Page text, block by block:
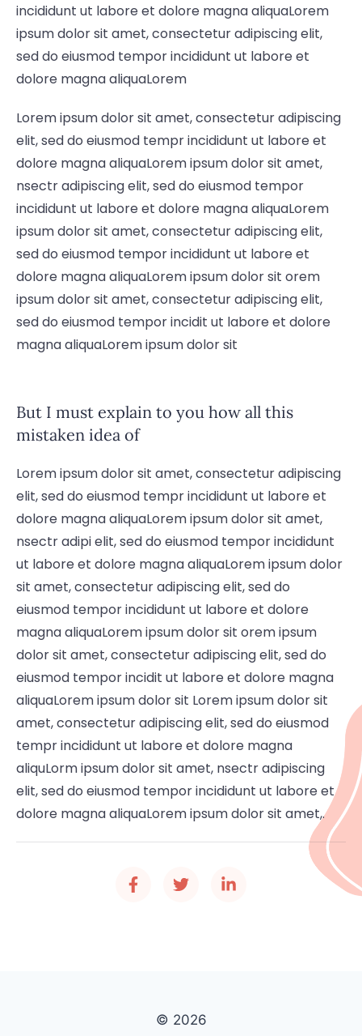
incididunt ut labore et dolore magna aliquaLorem
ipsum dolor sit amet, consectetur adipiscing elit,
sed do eiusmod tempor incididunt ut labore et
dolore magna aliquaLorem
Lorem ipsum dolor sit amet, consectetur adipiscing
elit, sed do eiusmod tempr incididunt ut labore et
dolore magna aliquaLorem ipsum dolor sit amet,
nsectr adipiscing elit, sed do eiusmod tempor
incididunt ut labore et dolore magna aliquaLorem
ipsum dolor sit amet, consectetur adipiscing elit,
sed do eiusmod tempor incididunt ut labore et
dolore magna aliquaLorem ipsum dolor sit orem
ipsum dolor sit amet, consectetur adipiscing elit,
sed do eiusmod tempor incidit ut labore et dolore
magna aliquaLorem ipsum dolor sit
But I must explain to you how all this
mistaken idea of
Lorem ipsum dolor sit amet, consectetur adipiscing
elit, sed do eiusmod tempr incididunt ut labore et
dolore magna aliquaLorem ipsum dolor sit amet,
nsectr adipi elit, sed do eiusmod tempor incididunt
ut labore et dolore magna aliquaLorem ipsum dolor
sit amet, consectetur adipiscing elit, sed do
eiusmod tempor incididunt ut labore et dolore
magna aliquaLorem ipsum dolor sit orem ipsum
dolor sit amet, consectetur adipiscing elit, sed do
eiusmod tempor incidit ut labore et dolore magna
aliquaLorem ipsum dolor sit Lorem ipsum dolor sit
amet, consectetur adipiscing elit, sed do eiusmod
tempr incididunt ut labore et dolore magna
aliquLorm ipsum dolor sit amet, nsectr adipiscing
elit, sed do eiusmod tempor incididunt ut labore et
dolore magna aliquaLorem ipsum dolor sit amet,.
© 2026